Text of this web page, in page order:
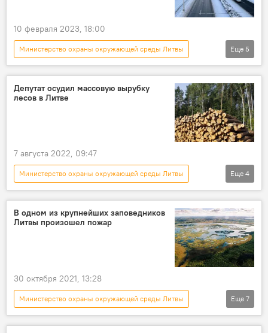
10 февраля 2023, 18:00
Министерство охраны окружающей среды Литвы
Литва
В Литве
топливо
Еще 5
Депутат осудил массовую вырубку
лесов в Литве
7 августа 2022, 09:47
Министерство охраны окружающей среды Литвы
В Литве
Литва
Политика
Генпрокуратура Литвы
Еще 4
В одном из крупнейших заповедников
Литвы произошел пожар
30 октября 2021, 13:28
Министерство охраны окружающей среды Литвы
Общество
В Литве
Литва
Еще 7